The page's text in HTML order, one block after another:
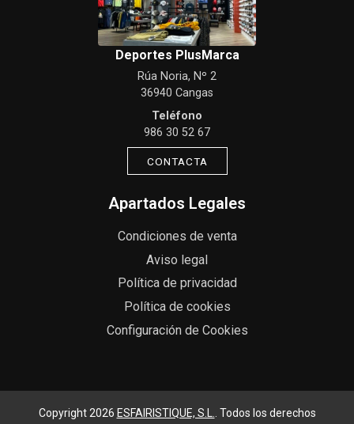
Deportes PlusMarca
Rúa Noria, Nº 2
36940 Cangas
Teléfono
986 30 52 67
CONTACTA
Apartados Legales
Condiciones de venta
Aviso legal
Política de privacidad
Política de cookies
Configuración de Cookies
Copyright 2026 ESFAIRISTIQUE, S.L.
. Todos los derechos